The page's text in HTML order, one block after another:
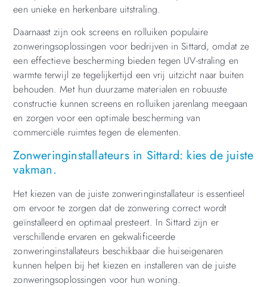
een unieke en herkenbare uitstraling.
Daarnaast zijn ook screens en rolluiken populaire
zonweringsoplossingen voor bedrijven in Sittard, omdat ze
een effectieve bescherming bieden tegen UV-straling en
warmte terwijl ze tegelijkertijd een vrij uitzicht naar buiten
behouden. Met hun duurzame materialen en robuuste
constructie kunnen screens en rolluiken jarenlang meegaan
en zorgen voor een optimale bescherming van
commerciële ruimtes tegen de elementen.
Zonweringinstallateurs in Sittard: kies de juiste
vakman.
Het kiezen van de juiste zonweringinstallateur is essentieel
om ervoor te zorgen dat de zonwering correct wordt
geïnstalleerd en optimaal presteert. In Sittard zijn er
verschillende ervaren en gekwalificeerde
zonweringinstallateurs beschikbaar die huiseigenaren
kunnen helpen bij het kiezen en installeren van de juiste
zonweringsoplossingen voor hun woning.